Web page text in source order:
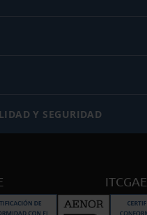
Y SEGURIDAD
ITCGAE